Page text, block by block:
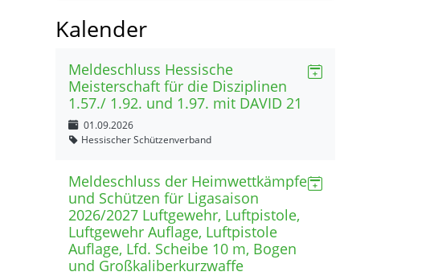
Kalender
Meldeschluss Hessische
Meisterschaft für die Disziplinen
1.57./ 1.92. und 1.97. mit DAVID 21
01.09.2026
Hessischer Schützenverband
Meldeschluss der Heimwettkämpfe
und Schützen für Ligasaison
2026/2027 Luftgewehr, Luftpistole,
Luftgewehr Auflage, Luftpistole
Auflage, Lfd. Scheibe 10 m, Bogen
und Großkaliberkurzwaffe